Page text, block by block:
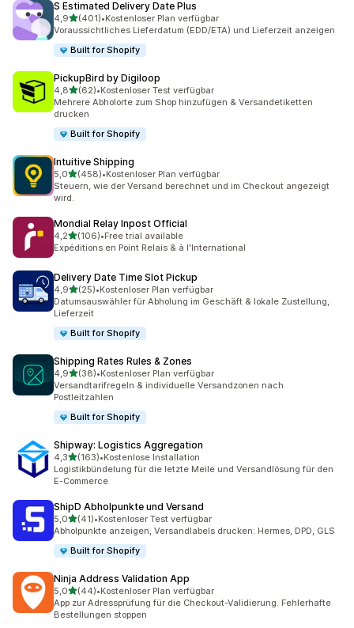
S Estimated Delivery Date Plus
4,9von 5 Sternen
(401)
401 Rezensionen insgesamt
•Kostenloser Plan verfügbar
Voraussichtliches Lieferdatum (EDD/ETA) und Lieferzeit anzeigen
Built for Shopify
PickupBird by Digiloop
4,8von 5 Sternen
(62)
62 Rezensionen insgesamt
•Kostenloser Test verfügbar
Mehrere Abholorte zum Shop hinzufügen & Versandetiketten
drucken
Built for Shopify
Intuitive Shipping
5,0von 5 Sternen
(458)
458 Rezensionen insgesamt
•Kostenloser Plan verfügbar
Steuern, wie der Versand berechnet und im Checkout angezeigt
wird.
Mondial Relay Inpost Official
4,2von 5 Sternen
(106)
106 Rezensionen insgesamt
•Free trial available
Expéditions en Point Relais & à l'International
Delivery Date Time Slot Pickup
4,9von 5 Sternen
(25)
25 Rezensionen insgesamt
•Kostenloser Plan verfügbar
Datumsauswähler für Abholung im Geschäft & lokale Zustellung,
Lieferzeit
Built for Shopify
Shipping Rates Rules & Zones
4,9von 5 Sternen
(38)
38 Rezensionen insgesamt
•Kostenloser Plan verfügbar
Versandtarifregeln & individuelle Versandzonen nach
Postleitzahlen
Built for Shopify
Shipway: Logistics Aggregation
4,3von 5 Sternen
(163)
163 Rezensionen insgesamt
•Kostenlose Installation
Logistikbündelung für die letzte Meile und Versandlösung für den
E-Commerce
ShipD Abholpunkte und Versand
5,0von 5 Sternen
(41)
41 Rezensionen insgesamt
•Kostenloser Test verfügbar
Abholpunkte anzeigen, Versandlabels drucken: Hermes, DPD, GLS
Built for Shopify
Ninja Address Validation App
5,0von 5 Sternen
(44)
44 Rezensionen insgesamt
•Kostenloser Plan verfügbar
App zur Adressprüfung für die Checkout-Validierung. Fehlerhafte
Bestellungen stoppen